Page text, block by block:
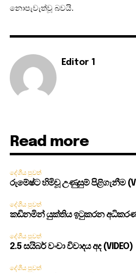
නොපැවැත්වූ බවයි.
Editor 1
Read more
දේශීය පුවත්
රුමේෂ්ට හිමිවූ උණුසුම් පිළිගැනීම
දේශීය පුවත්
කඩිනමින් යුක්තිය ඉටුකරන අධිකරණ
දේශීය පුවත්
2.5 සයිබර් වංචා විවාදය අද (VIDEO)
දේශීය පුවත්